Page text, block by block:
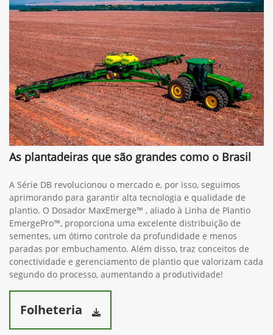
As plantadeiras que são grandes como o Brasil
A Série DB revolucionou o mercado e, por isso, seguimos
aprimorando para garantir alta tecnologia e qualidade de
plantio. O Dosador MaxEmerge™ , aliado à Linha de Plantio
EmergePro™, proporciona uma excelente distribuição de
sementes, um ótimo controle da profundidade e menos
paradas por embuchamento. Além disso, traz conceitos de
conectividade e gerenciamento de plantio que valorizam cada
segundo do processo, aumentando a produtividade!
Folheteria